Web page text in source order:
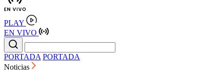
PLAY
EN VIVO
PORTADA PORTADA
Noticias